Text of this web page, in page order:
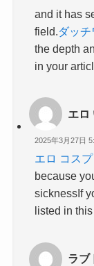
and it has
field.ダッチ
the depth
in your
エロ
2025年3月27日
エロ コス
because
sicknessIf
listed in
ラブ